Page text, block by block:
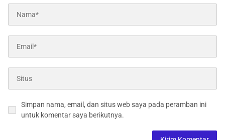
Simpan nama, email, dan situs web saya pada peramban ini
untuk komentar saya berikutnya.